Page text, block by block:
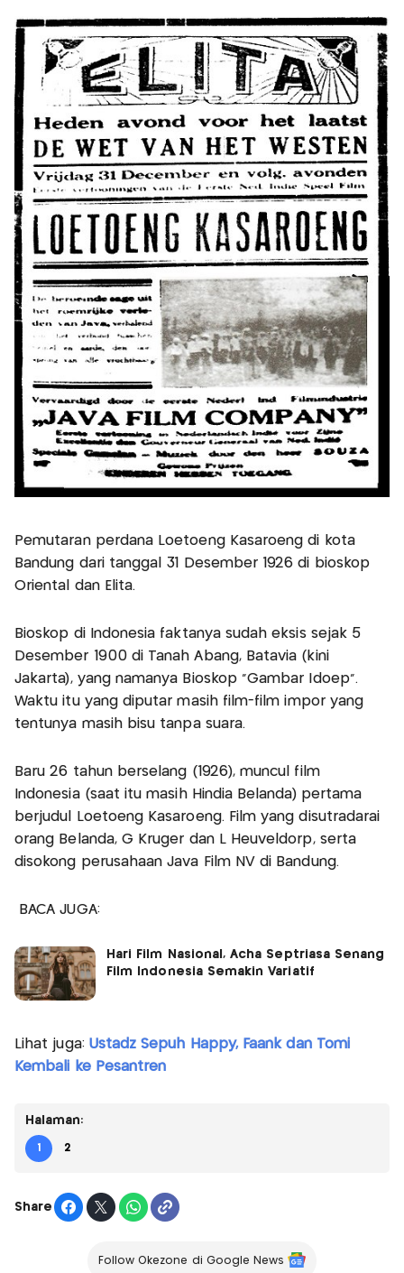
Pemutaran perdana Loetoeng Kasaroeng di kota
Bandung dari tanggal 31 Desember 1926 di bioskop
Oriental dan Elita.
Bioskop di Indonesia faktanya sudah eksis sejak 5
Desember 1900 di Tanah Abang, Batavia (kini
Jakarta), yang namanya Bioskop “Gambar Idoep”.
Waktu itu yang diputar masih film-film impor yang
tentunya masih bisu tanpa suara.
Baru 26 tahun berselang (1926), muncul film
Indonesia (saat itu masih Hindia Belanda) pertama
berjudul Loetoeng Kasaroeng. Film yang disutradarai
orang Belanda, G Kruger dan L Heuveldorp, serta
disokong perusahaan Java Film NV di Bandung.
BACA JUGA:
Hari Film Nasional, Acha Septriasa Senang
Film Indonesia Semakin Variatif
Lihat juga: Ustadz Sepuh Happy, Faank dan Tomi
Kembali ke Pesantren
Halaman:
1 2
Share
Follow Okezone di Google News